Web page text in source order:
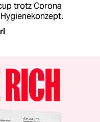
trotz Corona